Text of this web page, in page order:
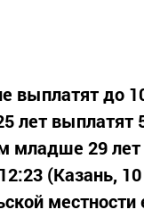
выплатят до
выплатят
младше 29
(Казань,